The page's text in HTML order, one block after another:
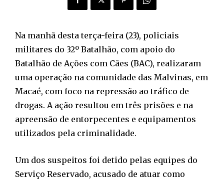
Na manhã desta terça-feira (23), policiais
militares do 32º Batalhão, com apoio do
Batalhão de Ações com Cães (BAC), realizaram
uma operação na comunidade das Malvinas, em
Macaé, com foco na repressão ao tráfico de
drogas. A ação resultou em três prisões e na
apreensão de entorpecentes e equipamentos
utilizados pela criminalidade.
Um dos suspeitos foi detido pelas equipes do
Serviço Reservado, acusado de atuar como